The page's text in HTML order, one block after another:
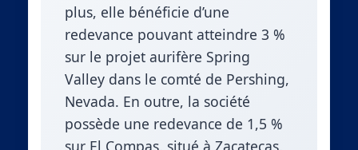
plus, elle bénéficie d’une
redevance pouvant atteindre 3 %
sur le projet aurifère Spring
Valley dans le comté de Pershing,
Nevada. En outre, la société
possède une redevance de 1,5 %
sur El Compas, situé à Zacatecas,